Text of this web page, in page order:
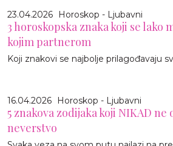
23.04.2026 Horoskop - Ljubavni
3 horoskopska znaka koji se lako
kojim partnerom
Koji znakovi se najbolje prilagođavaju
16.04.2026 Horoskop - Ljubavni
5 znakova zodijaka koji NIKAD ne
neverstvo